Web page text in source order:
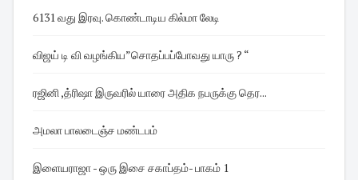
6131 வது இரவு. கொண்டாடிய கில்மா லேடி
விஜய் டி வி வழங்கிய”சொதப்பப்போவது யாரு ? “
ரஜினி ,த்ரிஷா இருவரில் யாரை அதிக நபருக்கு தெர...
அமலா பாலடைஞ்ச மண்டபம்
இளையராஜா - ஒரு இசை சகாப்தம்- பாகம் 1